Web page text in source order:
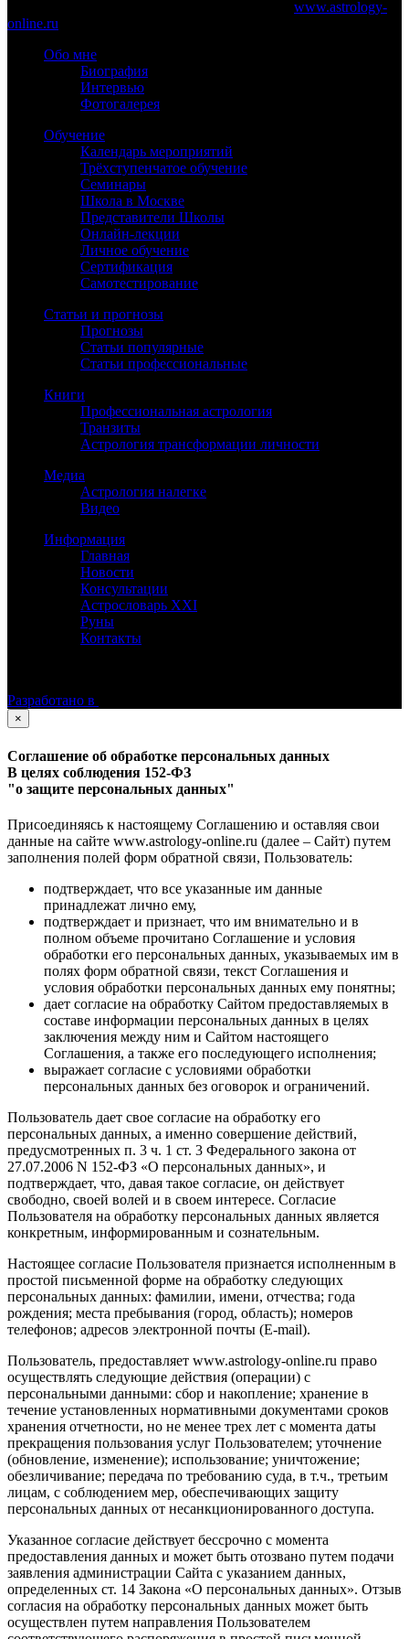
www.astrology-
online.ru
Обо мне
Биография
Интервью
Фотогалерея
Обучение
Календарь мероприятий
Трёхступенчатое обучение
Семинары
Школа в Москве
Представители Школы
Онлайн-лекции
Личное обучение
Сертификация
Самотестирование
Статьи и прогнозы
Прогнозы
Статьи популярные
Статьи профессиональные
Книги
Профессиональная астрология
Транзиты
Астрология трансформации личности
Медиа
Астрология налегке
Видео
Информация
Главная
Новости
Консультации
Астрословарь XXI
Руны
Контакты
Разработано в
×
Соглашение об обработке персональных данных
В целях соблюдения 152-ФЗ
"о защите персональных данных"
Присоединяясь к настоящему Соглашению и оставляя свои
данные на сайте www.astrology-online.ru (далее – Сайт) путем
заполнения полей форм обратной связи, Пользователь:
подтверждает, что все указанные им данные
принадлежат лично ему,
подтверждает и признает, что им внимательно и в
полном объеме прочитано Соглашение и условия
обработки его персональных данных, указываемых им в
полях форм обратной связи, текст Соглашения и
условия обработки персональных данных ему понятны;
дает согласие на обработку Сайтом предоставляемых в
составе информации персональных данных в целях
заключения между ним и Сайтом настоящего
Соглашения, а также его последующего исполнения;
выражает согласие с условиями обработки
персональных данных без оговорок и ограничений.
Пользователь дает свое согласие на обработку его
персональных данных, а именно совершение действий,
предусмотренных п. 3 ч. 1 ст. 3 Федерального закона от
27.07.2006 N 152-ФЗ «О персональных данных», и
подтверждает, что, давая такое согласие, он действует
свободно, своей волей и в своем интересе. Согласие
Пользователя на обработку персональных данных является
конкретным, информированным и сознательным.
Настоящее согласие Пользователя признается исполненным в
простой письменной форме на обработку следующих
персональных данных: фамилии, имени, отчества; года
рождения; места пребывания (город, область); номеров
телефонов; адресов электронной почты (E-mail).
Пользователь, предоставляет www.astrology-online.ru право
осуществлять следующие действия (операции) с
персональными данными: сбор и накопление; хранение в
течение установленных нормативными документами сроков
хранения отчетности, но не менее трех лет с момента даты
прекращения пользования услуг Пользователем; уточнение
(обновление, изменение); использование; уничтожение;
обезличивание; передача по требованию суда, в т.ч., третьим
лицам, с соблюдением мер, обеспечивающих защиту
персональных данных от несанкционированного доступа.
Указанное согласие действует бессрочно с момента
предоставления данных и может быть отозвано путем подачи
заявления администрации Сайта с указанием данных,
определенных ст. 14 Закона «О персональных данных». Отзыв
согласия на обработку персональных данных может быть
осуществлен путем направления Пользователем